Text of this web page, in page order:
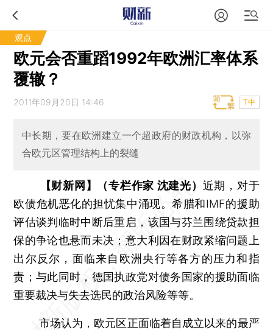
观点
欧元会否重蹈1992年欧洲汇率体系
覆辙？
2011年09月20日 14:46 T中
中长期，要在欧洲建立一个超政府的财政机构，以弥
合欧元区管理结构上的裂缝
【财新网】（专栏作家 沈建光） 近期，对于
欧债危机恶化的担忧集中涌现。希腊和IMF的援助
评估谈判临时中断后重启，该国与芬兰围绕贷款担
保的争论也悬而未决；意大利因在财政紧缩问题上
出尔反尔，面临来自欧洲央行等各方的压力和指
责；与此同时，德国执政党对债务国家的援助面临
重要裁决与失去选民的政治风险等等。
市场认为，欧元区正面临着自成立以来的最严